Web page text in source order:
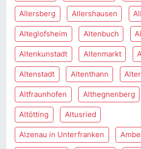
Allersberg Allershausen
Alteglofsheim Altenbuch
Altenkunstadt Altenmarkt
Altenstadt Altenthann
Altfraunhofen Althegnenberg
Altötting Altusried
Alzenau in Unterfranken